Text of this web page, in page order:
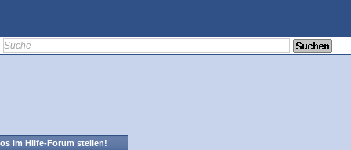
im Hilfe-Forum stellen!